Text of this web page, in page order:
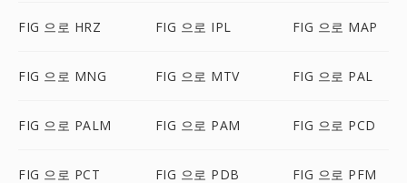
FIG 으로 HRZ FIG 으로 IPL FIG 으로 MAP
FIG 으로 MNG FIG 으로 MTV FIG 으로 PAL
FIG 으로 PALM FIG 으로 PAM FIG 으로 PCD
FIG 으로 PCT FIG 으로 PDB FIG 으로 PFM